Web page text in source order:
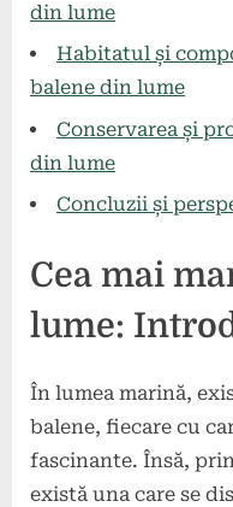
din lume
Habitatul și
balene din lume
Conservarea și
din lume
Concluzii și
Cea mai
lume:
În lumea marină,
balene, fiecare cu
fascinante. Însă,
există una care se